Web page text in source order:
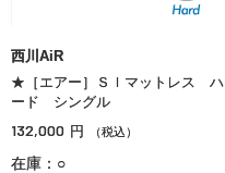
西川AiR
★［エアー］ＳＩマットレス ハ
ード シングル
132,000 円 （税込）
在庫：○